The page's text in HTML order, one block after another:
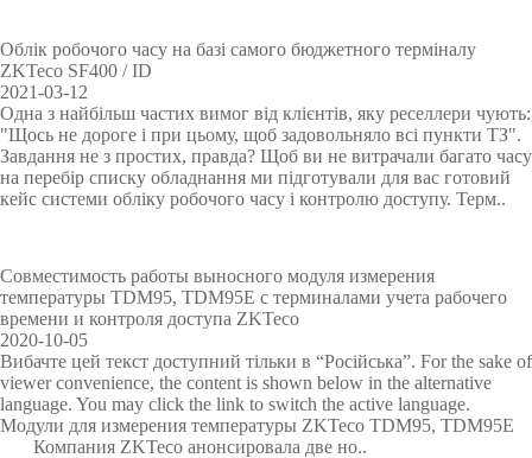
обладна
ння
Більше>
>
обличчя
за
відбитк
Більше>
>
мери
IP
камери
HD
мери
Більше>
>
анн
Антикр
ажне
обладна
POS
ли
Більше>
ються
Сканер
и
в
вен
пальця
лів
Детекто
р
вибухов
наркоти
речовин
Рентген
о
м
и
с
л
о
в
о
і
Т
е
х
н
T
i
m
e
О
б
л
і
К
е
р
у
З
а
м
к
У
п
р
а
Р
і
ш
е
С
и
с
т
Облік робочого часу на базі самого бюджетного терміналу
ZKTeco SF400 / ID
2021-03-12
Одна з найбільш частих вимог від клієнтів, яку реселлери чують:
"Щось не дороге і при цьому, щоб задовольняло всі пункти ТЗ".
Завдання не з простих, правда? Щоб ви не витрачали багато часу
на перебір списку обладнання ми підготували для вас готовий
кейс системи обліку робочого часу і контролю доступу. Терм..
Совместимость работы выносного модуля измерения
температуры TDM95, TDM95E с терминалами учета рабочего
времени и контроля доступа ZKTeco
2020-10-05
Вибачте цей текст доступний тільки в “Російська”. For the sake of
viewer convenience, the content is shown below in the alternative
language. You may click the link to switch the active language.
Модули для измерения температуры ZKTeco TDM95, TDM95E
Компания ZKTeco анонсировала две но..